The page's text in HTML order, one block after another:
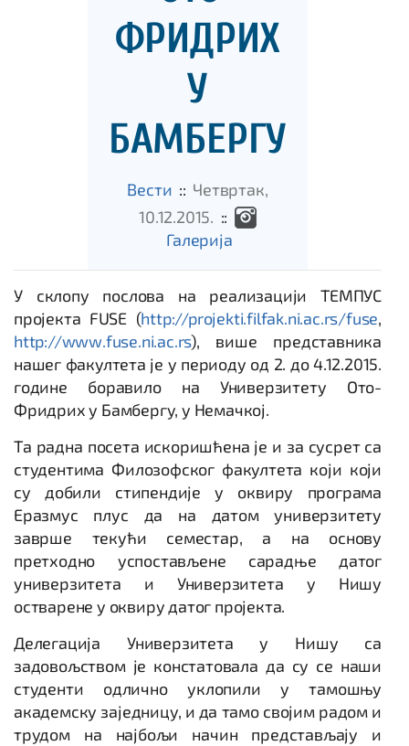
ФРИДРИХ
У
БАМБЕРГУ
Вести :: Четвртак,
10.12.2015. ::
Галеријa
У склопу послова на реализацији ТЕМПУС
пројекта FUSE (http://projekti.filfak.ni.ac.rs/fuse,
http://www.fuse.ni.ac.rs), више представника
нашег факултета је у периоду од 2. до 4.12.2015.
године боравило на Универзитету Ото-
Фридрих у Бамбергу, у Немачкој.
Та радна посета искоришћена је и за сусрет са
студентима Филозофског факултета који који
су добили стипендије у оквиру програма
Еразмус плус да на датом универзитету
заврше текући семестар, а на основу
претходно успостављене сарадње датог
универзитета и Универзитета у Нишу
остварене у оквиру датог пројекта.
Делегација Универзитета у Нишу са
задовољством је констатовала да су се наши
студенти одлично уклопили у тамошњу
академску заједницу, и да тамо својим радом и
трудом на најбољи начин представљају и